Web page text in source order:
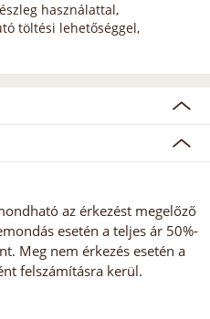
használattal,
töltési lehetőséggel,
az érkezést megelőző
esetén a teljes ár 50%-
Meg nem érkezés esetén a
felszámításra kerül.